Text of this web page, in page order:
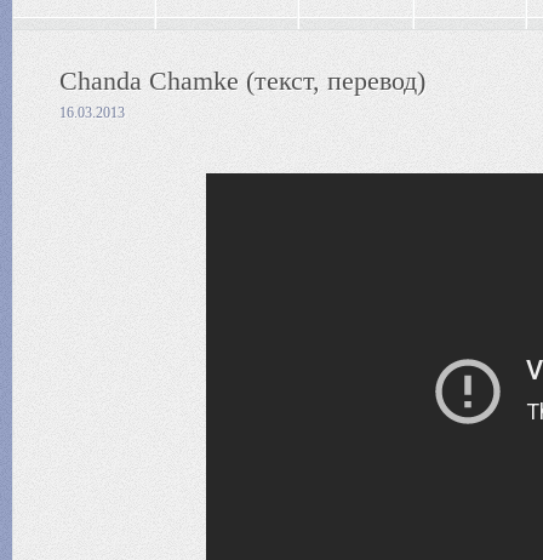
Chanda Chamke (текст, перевод)
16.03.2013